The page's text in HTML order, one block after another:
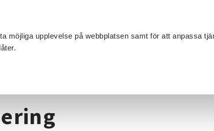
möjliga upplevelse på webbplatsen samt för att anpassa
OCH EVENEMANG